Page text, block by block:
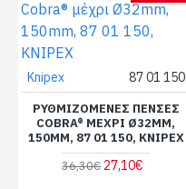
Knipex 87 01 150
ΡΥΘΜΙΖΌΜΕΝΕΣ ΠΈΝΣΕΣ
COBRA® ΜΈΧΡΙ Ø32MM,
150MM, 87 01 150, KNIPEX
36,30€ 27,10€